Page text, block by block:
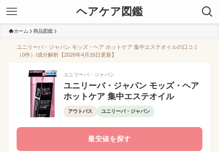
ヘアケア図鑑
ホーム 商品図鑑
ユニリーバ・ジャパン モッズ・ヘア ホットケア 集中エステオイルの口コミ
（0件）/成分解析【2026年4月26日更新】
ユニリーバ・ジャパン
ユニリーバ・ジャパン モッズ・ヘア
ホットケア 集中エステオイル
アウトバス ユニリーバ・ジャパン
最安値を探す